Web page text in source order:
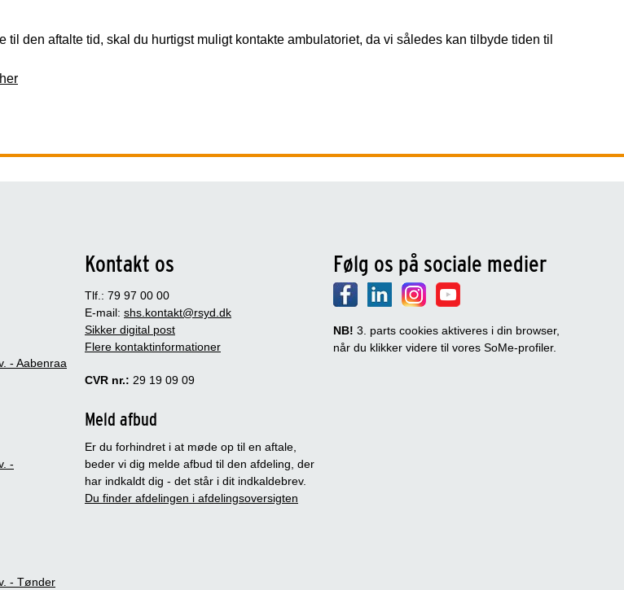
til den aftalte tid, skal du hurtigst muligt kontakte ambulatoriet, da vi således kan tilbyde tiden til
- Aabenraa
-
- Tønder
Kontakt os
Tlf.: 79 97 00 00
E-mail: shs.kontakt@rsyd.dk
Sikker digital post
Flere kontaktinformationer
CVR nr.: 29 19 09 09
Meld afbud
Er du forhindret i at møde op til en aftale,
beder vi dig melde afbud til den afdeling, der
har indkaldt dig - det står i dit indkaldebrev.
Du finder afdelingen i afdelingsoversigten
Følg os på sociale medier
NB! 3. parts cookies aktiveres i din browser,
når du klikker videre til vores SoMe-profiler.